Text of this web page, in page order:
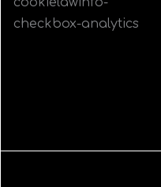
checkbox-analytics